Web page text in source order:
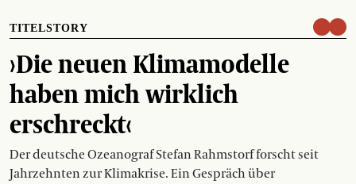
TITELSTORY
›Die neuen Klimamodelle
haben mich wirklich
erschreckt‹
Der deutsche Ozeanograf Stefan Rahmstorf forscht seit
Jahrzehnten zur Klimakrise. Ein Gespräch über